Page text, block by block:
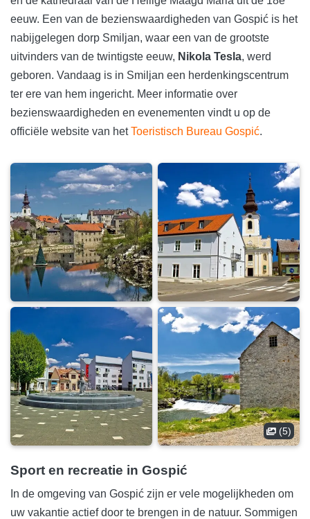
eeuw. Een van de bezienswaardigheden van Gospić is het
nabijgelegen dorp Smiljan, waar een van de grootste
uitvinders van de twintigste eeuw, Nikola Tesla, werd
geboren. Vandaag is in Smiljan een herdenkingscentrum
ter ere van hem ingericht. Meer informatie over
bezienswaardigheden en evenementen vindt u op de
officiële website van hetToeristisch Bureau Gospić.
(5)
Sport en recreatie in Gospić
In de omgeving van Gospić zijn er vele mogelijkheden om
uw vakantie actief door te brengen in de natuur. Sommigen